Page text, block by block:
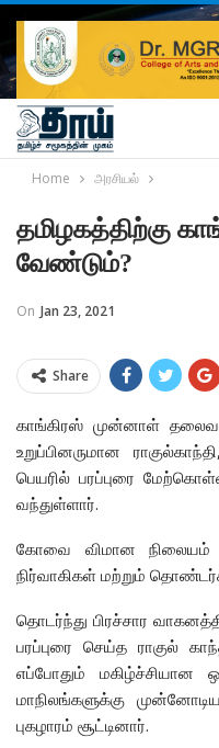
Home அரசியல்
தமிழகத்திற்கு
வேண்டும்?
On Jan 23, 2021
Share
காங்கிரஸ் முன்னாள்
உறுப்பினருமான
பெயரில் பரப்புரை
வந்துள்ளார்.
கோவை விமான நிலையம்
நிர்வாகிகள் மற்றும்
தொடர்ந்து பிரச்சார
பரப்புரை செய்த ராகுல்
எப்போதும் மகிழ்ச்சியான
மாநிலங்களுக்கு
புகழாரம் சூட்டினார்.